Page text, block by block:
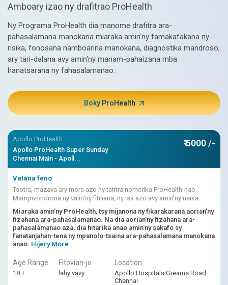
Amboary izao ny drafitrao ProHealth
Ny Programa ProHealth dia manome drafitra ara-
pahasalamana manokana miaraka amin'ny famakafakana ny
risika, fonosana namboarina manokana, diagnostika mandroso,
ary tari-dalana avy amin'ny manam-pahaizana mba
hanatsarana ny fahasalamanao.
Boky ProHealth
Apollo ProHealth
Apollo ProHealth Super Sunday
Chennai Main - Apoll...
₹ 5000 /-
Vatana feno
Tsotra, mazava ary mora azo ny tatitra nomerika ProHealth-nao.
Mampivondrona ny valin'ny fitiliana, ny isa azo avy amin'ny risika
Miaraka amin'ny ProHealth, tsy mijanona ny fikarakarana aorian'ny
fizahana ara-pahasalamanao. Na dia aorian'ny fizahana ara-
pahasalamanao aza, dia hitarika anao amin'ny sakafo sy
fanatanjahan-tena ny mpanolo-tsaina ara-pahasalamana manokana
anao. Hijery More
Age Range
18 +
Fitovian-jo
lahy vavy
Location
Apollo Hospitals Greams Road
Chennai